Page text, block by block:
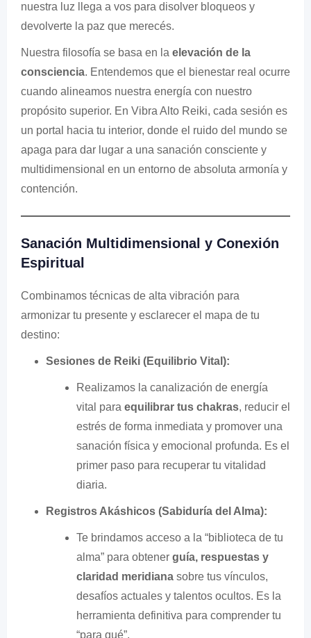
nuestra luz llega a vos para disolver bloqueos y
devolverte la paz que merecés.
Nuestra filosofía se basa en la elevación de la
consciencia. Entendemos que el bienestar real ocurre
cuando alineamos nuestra energía con nuestro
propósito superior. En Vibra Alto Reiki, cada sesión es
un portal hacia tu interior, donde el ruido del mundo se
apaga para dar lugar a una sanación consciente y
multidimensional en un entorno de absoluta armonía y
contención.
Sanación Multidimensional y Conexión
Espiritual
Combinamos técnicas de alta vibración para
armonizar tu presente y esclarecer el mapa de tu
destino:
Sesiones de Reiki (Equilibrio Vital):
Realizamos la canalización de energía
vital para equilibrar tus chakras, reducir el
estrés de forma inmediata y promover una
sanación física y emocional profunda. Es el
primer paso para recuperar tu vitalidad
diaria.
Registros Akáshicos (Sabiduría del Alma):
Te brindamos acceso a la “biblioteca de tu
alma” para obtener guía, respuestas y
claridad meridiana sobre tus vínculos,
desafíos actuales y talentos ocultos. Es la
herramienta definitiva para comprender tu
“para qué”.